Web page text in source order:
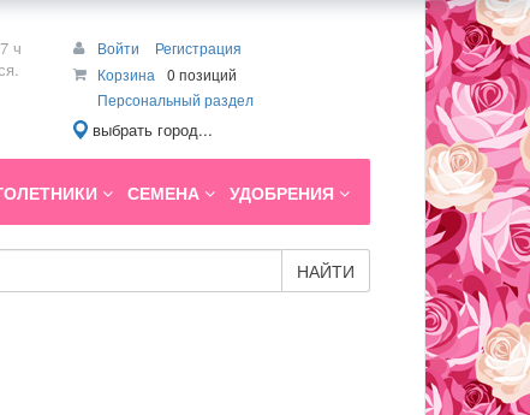
ч
Войти
Регистрация
Корзина
0 позиций
Персональный раздел
выбрать город...
СЕМЕНА УДОБРЕНИЯ
НАЙТИ